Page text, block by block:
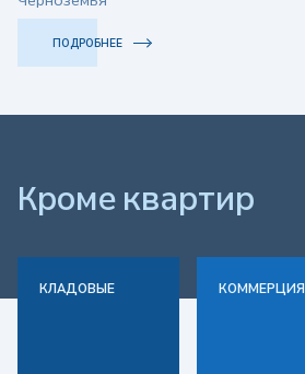
о
в
а
т
е
ПОДРОБНЕЕ
Кроме квартир
КЛАДОВЫЕ КОММЕРЦИЯ